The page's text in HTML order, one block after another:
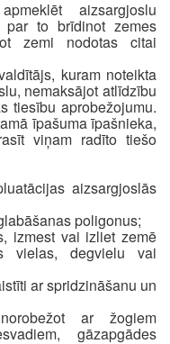
aizsargjoslu
par to brīdinot zemes
zemi nodotas citai
kuram noteikta
nemaksājot atlīdzību
tiesību aprobežojumu.
īpašuma īpašnieka,
viņam radīto tiešo
aizsargjoslās
poligonus;
izmest vai izliet zemē
vielas, degvielu vai
ar spridzināšanu un
ar žogiem
gāzapgādes